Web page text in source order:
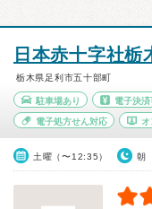
日本赤十字社栃
栃木県足利市五十部町
駐車場あり 電子決済
電子処方せん対応
土曜（〜12:35） 朝